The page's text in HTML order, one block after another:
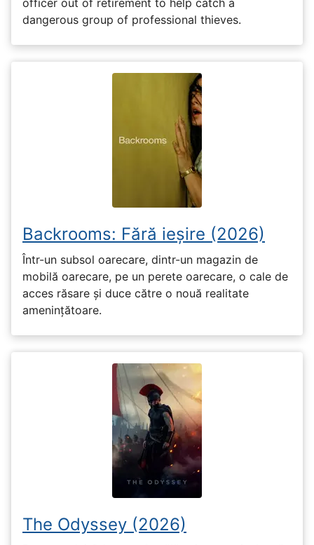
officer out of retirement to help catch a
dangerous group of professional thieves.
Backrooms: Fără ieșire (2026)
Într-un subsol oarecare, dintr-un magazin de
mobilă oarecare, pe un perete oarecare, o cale de
acces răsare și duce către o nouă realitate
amenințătoare.
The Odyssey (2026)